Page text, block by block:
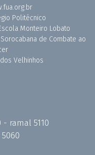
Politécnico
Monteiro Lobato
Sorocabana de Combate ao
Velhinhos
- ramal 5110